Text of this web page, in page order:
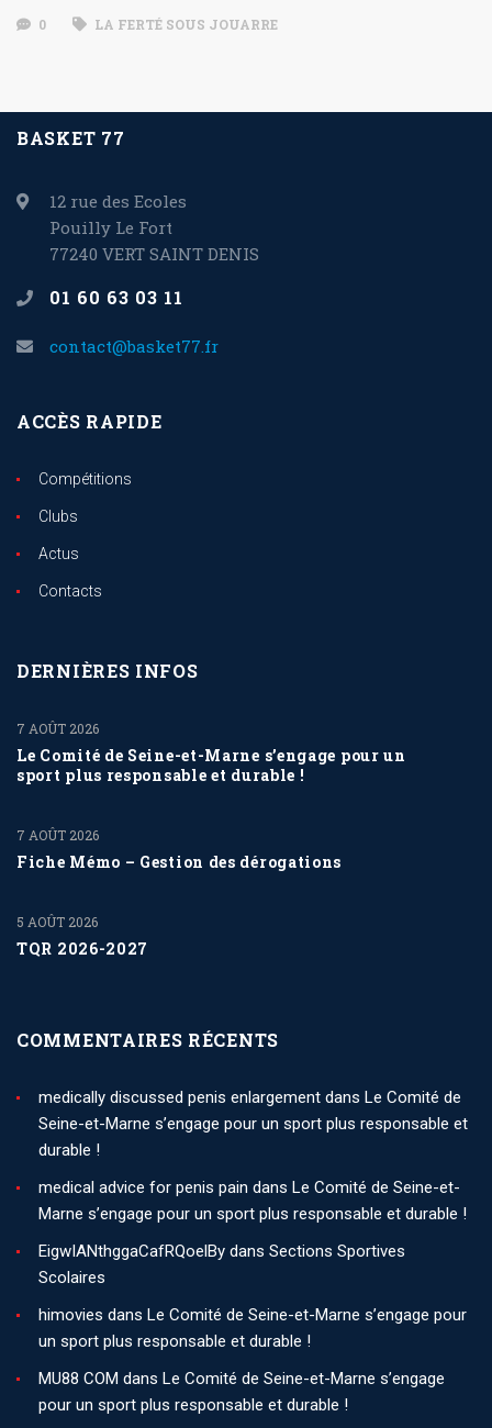
0 LA FERTÉ SOUS JOUARRE
BASKET 77
12 rue des Ecoles
Pouilly Le Fort
77240 VERT SAINT DENIS
01 60 63 03 11
contact@basket77.fr
ACCÈS RAPIDE
Compétitions
Clubs
Actus
Contacts
DERNIÈRES INFOS
Le Comité de Seine-et-Marne s’engage pour un
sport plus responsable et durable !
7 AOÛT 2026
Fiche Mémo – Gestion des dérogations
7 AOÛT 2026
TQR 2026-2027
5 AOÛT 2026
COMMENTAIRES RÉCENTS
medically discussed penis enlargement dans Le Comité de
Seine-et-Marne s’engage pour un sport plus responsable et
durable !
medical advice for penis pain dans Le Comité de Seine-et-
Marne s’engage pour un sport plus responsable et durable !
EigwIANthggaCafRQoelBy dans Sections Sportives
Scolaires
himovies dans Le Comité de Seine-et-Marne s’engage pour
un sport plus responsable et durable !
MU88 COM dans Le Comité de Seine-et-Marne s’engage
pour un sport plus responsable et durable !